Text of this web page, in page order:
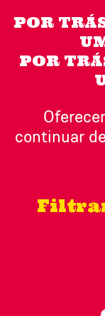
POR
POR
continuar